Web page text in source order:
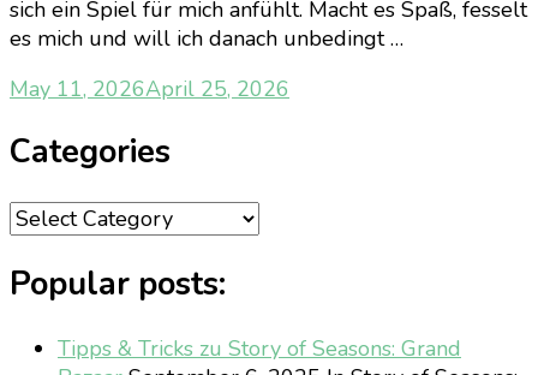
sich ein Spiel für mich anfühlt. Macht es Spaß, fesselt
es mich und will ich danach unbedingt …
May 11, 2026April 25, 2026
Categories
Categories
Popular posts:
Tipps & Tricks zu Story of Seasons: Grand